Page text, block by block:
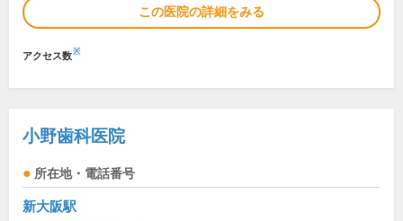
この医院の詳細をみる
アクセス数※
小野歯科医院
所在地・電話番号
新大阪駅